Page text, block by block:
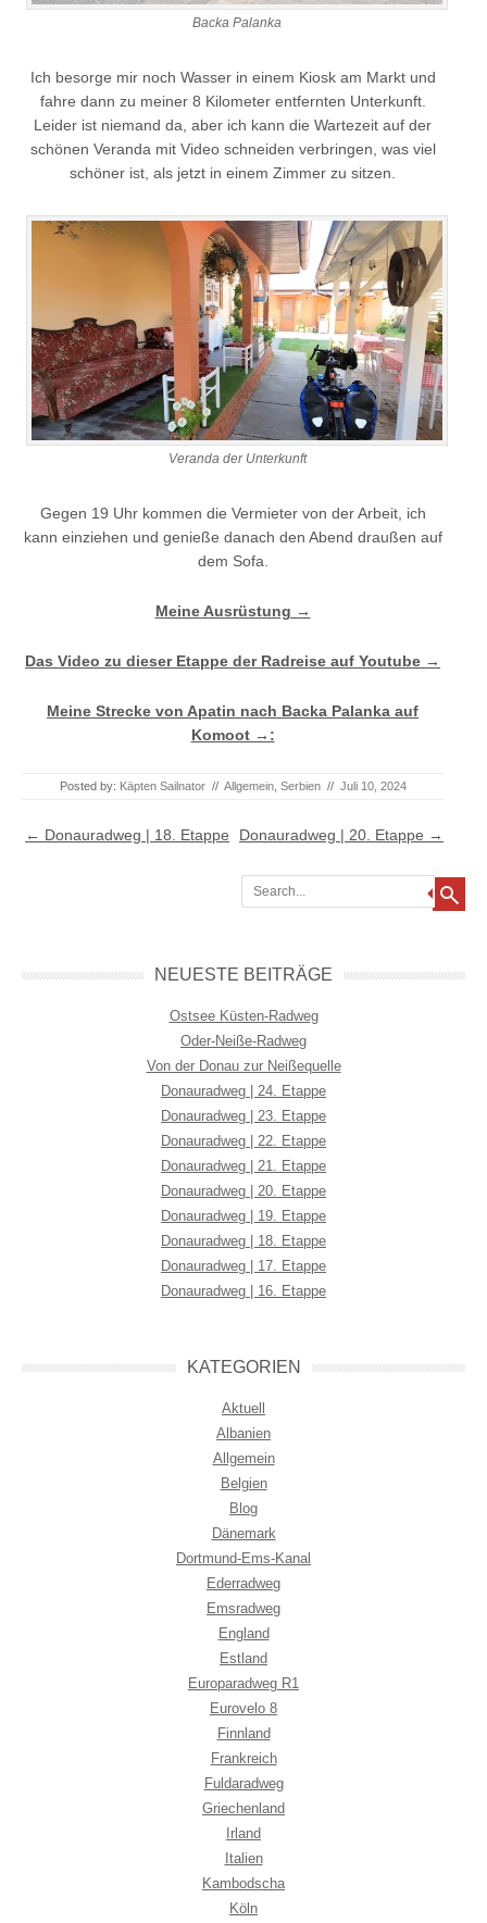
Backa Palanka
Ich besorge mir noch Wasser in einem Kiosk am Markt und
fahre dann zu meiner 8 Kilometer entfernten Unterkunft.
Leider ist niemand da, aber ich kann die Wartezeit auf der
schönen Veranda mit Video schneiden verbringen, was viel
schöner ist, als jetzt in einem Zimmer zu sitzen.
Veranda der Unterkunft
Gegen 19 Uhr kommen die Vermieter von der Arbeit, ich
kann einziehen und genieße danach den Abend draußen auf
dem Sofa.
Meine Ausrüstung →
Das Video zu dieser Etappe der Radreise auf Youtube →
Meine Strecke von Apatin nach Backa Palanka auf
Komoot →:
Posted by: Käpten Sailnator // Allgemein, Serbien // Juli 10, 2024
Post navigation
← Donauradweg | 18. Etappe Donauradweg | 20. Etappe →
Search
NEUESTE BEITRÄGE
Ostsee Küsten-Radweg
Oder-Neiße-Radweg
Von der Donau zur Neißequelle
Donauradweg | 24. Etappe
Donauradweg | 23. Etappe
Donauradweg | 22. Etappe
Donauradweg | 21. Etappe
Donauradweg | 20. Etappe
Donauradweg | 19. Etappe
Donauradweg | 18. Etappe
Donauradweg | 17. Etappe
Donauradweg | 16. Etappe
KATEGORIEN
Aktuell
Albanien
Allgemein
Belgien
Blog
Dänemark
Dortmund-Ems-Kanal
Ederradweg
Emsradweg
England
Estland
Europaradweg R1
Eurovelo 8
Finnland
Frankreich
Fuldaradweg
Griechenland
Irland
Italien
Kambodscha
Köln